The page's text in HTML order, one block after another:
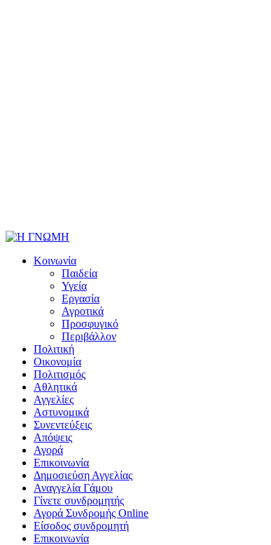
Κοινωνία
Παιδεία
Υγεία
Εργασία
Αγροτικά
Προσφυγικό
Περιβάλλον
Πολιτική
Οικονομία
Πολιτισμός
Αθλητικά
Αγγελίες
Αστυνομικά
Συνεντεύξεις
Απόψεις
Αγορά
Επικοινωνία
Δημοσιεύση Αγγελίας
Αναγγελία Γάμου
Γίνετε συνδρομητής
Αγορά Συνδρομής Online
Είσοδος συνδρομητή
Επικοινωνία